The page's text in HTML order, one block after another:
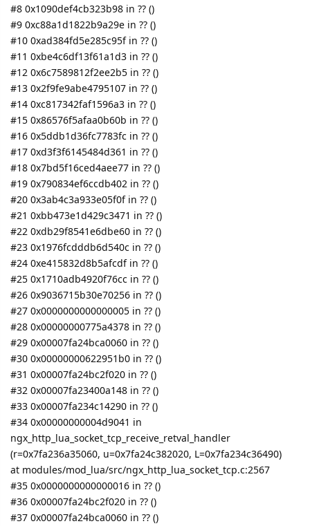
#8 0x1090def4cb323b98 in ?? ()
#9 0xc88a1d1822b9a29e in ?? ()
#10 0xad384fd5e285c95f in ?? ()
#11 0xbe4c6df13f61a1d3 in ?? ()
#12 0x6c7589812f2ee2b5 in ?? ()
#13 0x2f9fe9abe4795107 in ?? ()
#14 0xc817342faf1596a3 in ?? ()
#15 0x86576f5afaa0b60b in ?? ()
#16 0x5ddb1d36fc7783fc in ?? ()
#17 0xd3f3f6145484d361 in ?? ()
#18 0x7bd5f16ced4aee77 in ?? ()
#19 0x790834ef6ccdb402 in ?? ()
#20 0x3ab4c3a933e05f0f in ?? ()
#21 0xbb473e1d429c3471 in ?? ()
#22 0xdb29f8541e6dbe60 in ?? ()
#23 0x1976fcdddb6d540c in ?? ()
#24 0xe415832d8b5afcdf in ?? ()
#25 0x1710adb4920f76cc in ?? ()
#26 0x9036715b30e70256 in ?? ()
#27 0x0000000000000005 in ?? ()
#28 0x00000000775a4378 in ?? ()
#29 0x00007fa24bca0060 in ?? ()
#30 0x00000000622951b0 in ?? ()
#31 0x00007fa24bc2f020 in ?? ()
#32 0x00007fa23400a148 in ?? ()
#33 0x00007fa234c14290 in ?? ()
#34 0x00000000004d9041 in
ngx_http_lua_socket_tcp_receive_retval_handler
(r=0x7fa236a35060, u=0x7fa24c382020, L=0x7fa234c36490)
at modules/mod_lua/src/ngx_http_lua_socket_tcp.c:2567
#35 0x0000000000000016 in ?? ()
#36 0x00007fa24bc2f020 in ?? ()
#37 0x00007fa24bca0060 in ?? ()